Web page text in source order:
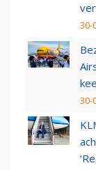
30-
30-